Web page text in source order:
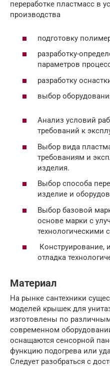
переработке пластмасс в
производства
подготовку
разработку-
параметров
разработку
выбор
Анализ условий
требований к
Выбор вида
требованиям и
изделия.
Выбор способа
изделие и
Выбор базовой
основе марки с
технологическими
Конструирование,
отладка
Материал
На рынке сантехники
моделей крышек для
изготовлены по
современном
оснащаются сенсорной
функцию подогрева или
Следует разобраться с